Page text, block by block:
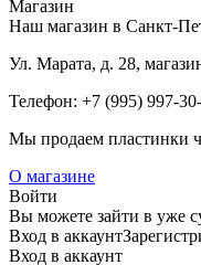
Магазин
Наш магазин в Санкт-
Ул. Марата, д. 28,
Телефон: +7 (995) 997-
Мы продаем пластинки
О магазине
Войти
Вы можете зайти в уже
Вход в аккаунт
Вход в аккаунт